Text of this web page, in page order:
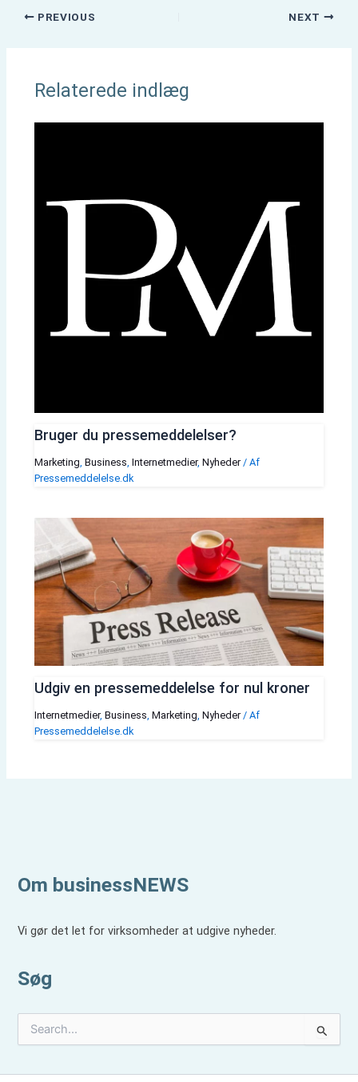
PREVIOUS NEXT
Relaterede indlæg
Bruger du pressemeddelelser?
Marketing Business Internetmedier, Nyheder/ Af
Pressemeddelelse.dk
Udgiv en pressemeddelelse for nul kroner
Internetmedier, Business, Marketing, Nyheder/ Af
Pressemeddelelse.dk
Om businessNEWS
Vi gør det let for virksomheder at udgive nyheder.
Søg